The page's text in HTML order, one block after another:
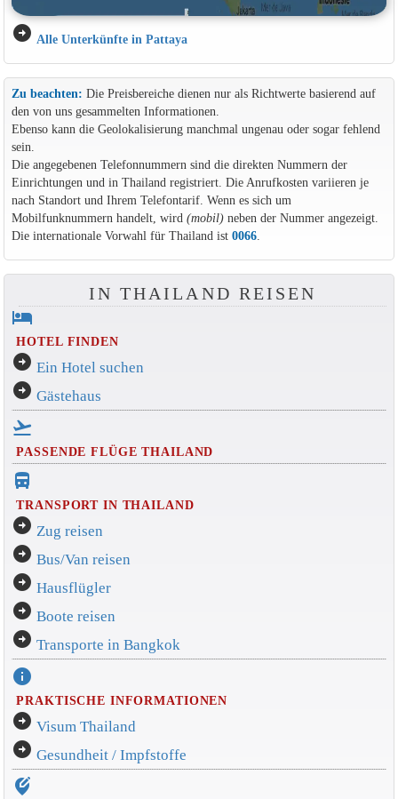
arrow_circle_right Alle Unterkünfte in Pattaya
Zu beachten: Die Preisbereiche dienen nur als Richtwerte basierend auf
den von uns gesammelten Informationen.
Ebenso kann die Geolokalisierung manchmal ungenau oder sogar fehlend
sein.
Die angegebenen Telefonnummern sind die direkten Nummern der
Einrichtungen und in Thailand registriert. Die Anrufkosten variieren je
nach Standort und Ihrem Telefontarif. Wenn es sich um
Mobilfunknummern handelt, wird (mobil)neben der Nummer angezeigt.
Die internationale Vorwahl für Thailand ist 0066.
IN THAILAND REISEN
hotel
HOTEL FINDEN
arrow_circle_right Ein Hotel suchen
arrow_circle_right Gästehaus
flight_takeoff
PASSENDE FLÜGE THAILAND
directions_bus_filled
TRANSPORT IN THAILAND
arrow_circle_right Zug reisen
arrow_circle_right Bus/Van reisen
arrow_circle_right Hausflügler
arrow_circle_right Boote reisen
arrow_circle_right Transporte in Bangkok
info
PRAKTISCHE INFORMATIONEN
arrow_circle_right Visum Thailand
arrow_circle_right Gesundheit / Impfstoffe
edit_location_alt